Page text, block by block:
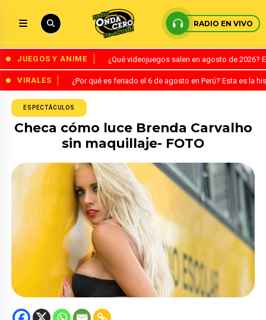
RADIO EN VIVO
JUEGOS Y ANIME ¿Qué videojuegos salen en agosto de
VIRALES ¿Por qué es feriado el 6 de agosto en Perú? Esta es la
ESPECTÁCULOS
Checa cómo luce Brenda Carvalho
sin maquillaje- FOTO